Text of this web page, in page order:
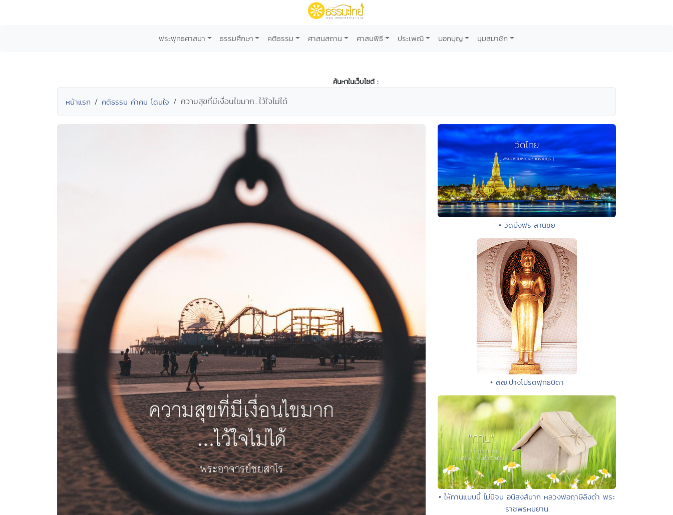
พระพุทธศาสนา ธรรมศึกษา คติธรรม ศาสนสถาน ศาสนพิธี ประเพณี บอกบุญ มุมสมาชิก
ค้นหาในเว็บไซต์ :
หน้าแรก คติธรรม คำคม โดนใจ ความสุขที่มีเงื่อนไขมาก...ไว้ใจไม่ได้
• วัดบึงพระลานชัย
• ๓๗.ปางโปรดพุทธบิดา
• ให้ทานแบบนี้ ไม่มีจน อนิสงส์มาก หลวงพ่อฤาษีลิงดำ พระ
ราชพรหมยาน